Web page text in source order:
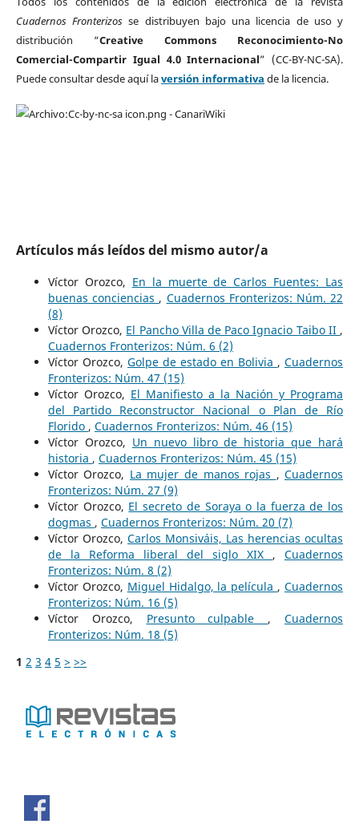
Cuadernos Fronterizos se distribuyen bajo una licencia de uso y
distribución “Creative Commons Reconocimiento-No
Comercial-Compartir Igual 4.0 Internacional” (CC-BY-NC-SA).
Puede consultar desde aquí laversión informativa de la licencia.
Artículos más leídos del mismo autor/a
Víctor Orozco, En la muerte de Carlos Fuentes: Las
buenas conciencias , Cuadernos Fronterizos: Núm. 22
(8)
Víctor Orozco, El Pancho Villa de Paco Ignacio Taibo II ,
Cuadernos Fronterizos: Núm. 6 (2)
Víctor Orozco, Golpe de estado en Bolivia ,Cuadernos
Fronterizos: Núm. 47 (15)
Víctor Orozco, El Manifiesto a la Nación y Programa
del Partido Reconstructor Nacional o Plan de Río
Florido , Cuadernos Fronterizos: Núm. 46 (15)
Víctor Orozco, Un nuevo libro de historia que hará
historia , Cuadernos Fronterizos: Núm. 45 (15)
Víctor Orozco, La mujer de manos rojas ,Cuadernos
Fronterizos: Núm. 27 (9)
Víctor Orozco, El secreto de Soraya o la fuerza de los
dogmas , Cuadernos Fronterizos: Núm. 20 (7)
Víctor Orozco, Carlos Monsiváis, Las herencias ocultas
de la Reforma liberal del siglo XIX ,Cuadernos
Fronterizos: Núm. 8 (2)
Víctor Orozco, Miguel Hidalgo, la película ,Cuadernos
Fronterizos: Núm. 16 (5)
Víctor Orozco, Presunto culpable ,Cuadernos
Fronterizos: Núm. 18 (5)
1 2 3 4 5 > >>